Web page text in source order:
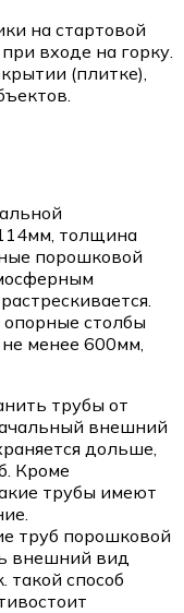
на стартовой
входе на горку.
(плитке),
толщина
порошковой
столбы
менее 600мм,
трубы от
внешний
дольше,
Кроме
трубы имеют
труб порошковой
внешний вид
такой способ